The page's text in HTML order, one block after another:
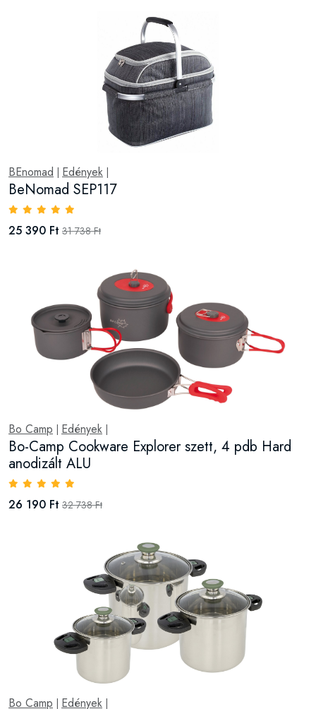
BEnomad | Edények |
BeNomad SEP117
25 390 Ft 31 738 Ft
Bo Camp | Edények |
Bo-Camp Cookware Explorer szett, 4 pdb Hard
anodizált ALU
26 190 Ft 32 738 Ft
Bo Camp | Edények |